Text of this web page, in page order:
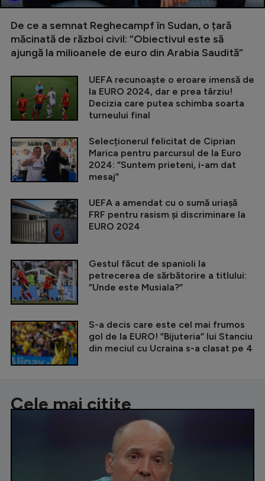
De ce a semnat Reghecampf în Sudan, o țară
măcinată de război civil: ”Obiectivul este să
ajungă la milioanele de euro din Arabia Saudită”
UEFA recunoaște o eroare imensă de
la EURO 2024, dar e prea târziu!
Decizia care putea schimba soarta
turneului final
Selecționerul felicitat de Ciprian
Marica pentru parcursul de la Euro
2024: ”Suntem prieteni, i-am dat
mesaj”
UEFA a amendat cu o sumă uriașă
FRF pentru rasism și discriminare la
EURO 2024
Gestul făcut de spanioli la
petrecerea de sărbătorire a titlului:
”Unde este Musiala?”
S-a decis care este cel mai frumos
gol de la EURO! ”Bijuteria” lui Stanciu
din meciul cu Ucraina s-a clasat pe 4
Cele mai citite